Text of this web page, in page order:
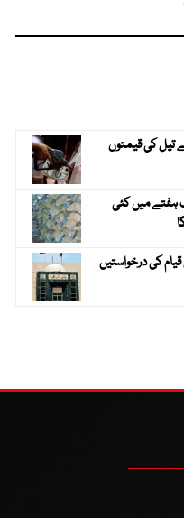
تیل کی قیمتوں
ہفتے میں کئی
کی درخواستیں